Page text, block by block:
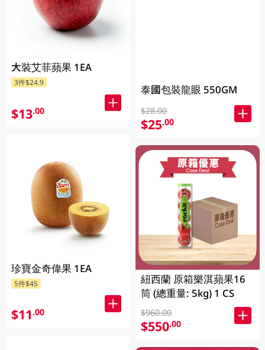
大裝艾菲蘋果 1EA
3件$24.9
$13.00
珍寶金奇偉果 1EA
5件$45
$11.00
泰國包裝龍眼 550GM
$28.00
$25.00
紐西蘭 原箱樂淇蘋果16
筒 (總重量: 5kg) 1 CS
$960.00
$550.00